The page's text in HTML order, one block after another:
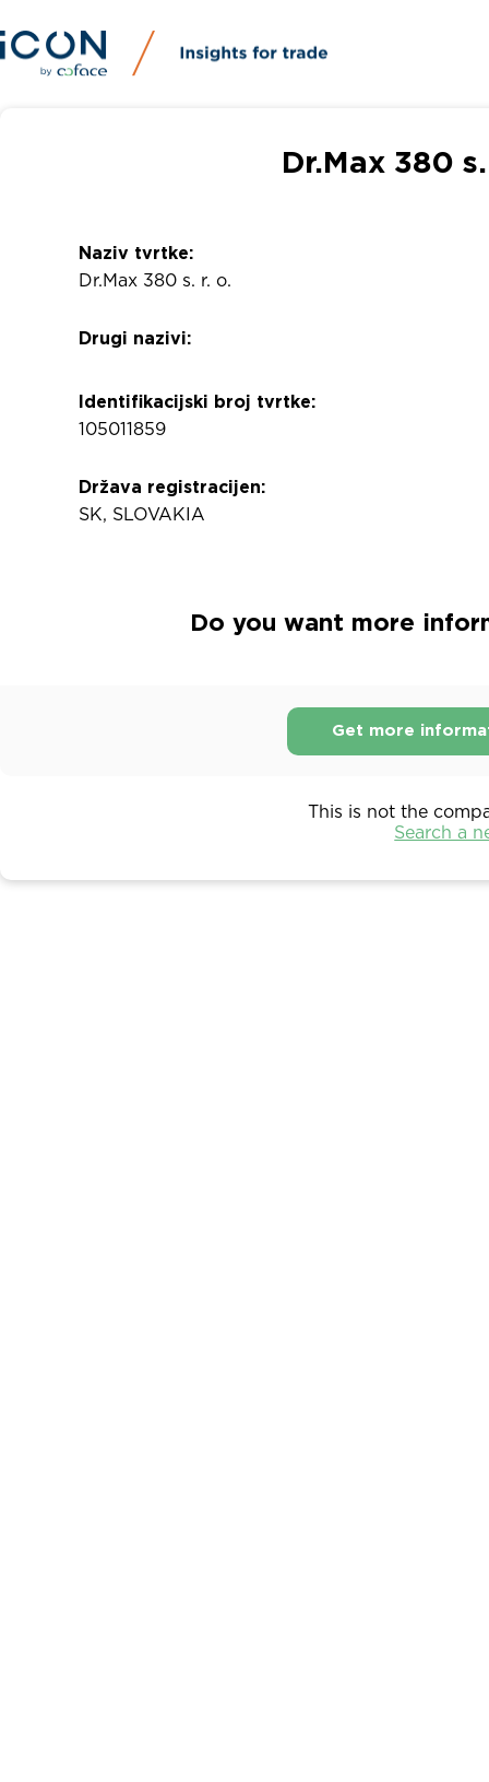
Dr.Max 380
Naziv tvrtke:
Dr.Max 380 s. r. o.
Drugi nazivi:
Identifikacijski broj tvrtke:
105011859
Država registracijen:
SK, SLOVAKIA
Do you want more
Get more
This is not the
Search a